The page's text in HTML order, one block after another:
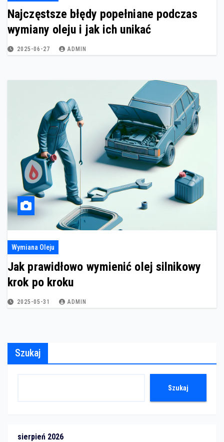
Najczęstsze błędy popełniane podczas
wymiany oleju i jak ich unikać
2025-06-27 ADMIN
Wymiana Oleju
Jak prawidłowo wymienić olej silnikowy
krok po kroku
2025-05-31 ADMIN
Szukaj
Szukaj
sierpień 2026